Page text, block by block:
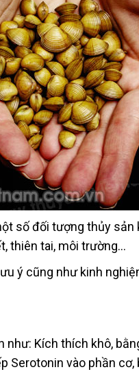
số đối tượng thủy sản
thiên tai, môi trường…
ý cũng như kinh
Kích thích khô,
Serotonin vào phần